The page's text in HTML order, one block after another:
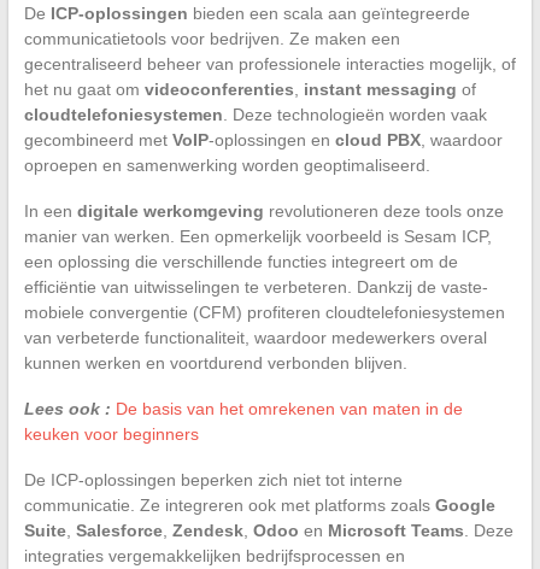
De ICP-oplossingen bieden een scala aan geïntegreerde
communicatietools voor bedrijven. Ze maken een
gecentraliseerd beheer van professionele interacties mogelijk, of
het nu gaat om videoconferenties instant messaging of
cloudtelefoniesystemen . Deze technologieën worden vaak
gecombineerd met VoIP-oplossingen en cloud PBX, waardoor
oproepen en samenwerking worden geoptimaliseerd.
In een digitale werkomgeving revolutioneren deze tools onze
manier van werken. Een opmerkelijk voorbeeld is Sesam ICP,
een oplossing die verschillende functies integreert om de
efficiëntie van uitwisselingen te verbeteren. Dankzij de vaste-
mobiele convergentie (CFM) profiteren cloudtelefoniesystemen
van verbeterde functionaliteit, waardoor medewerkers overal
kunnen werken en voortdurend verbonden blijven.
Lees ook : De basis van het omrekenen van maten in de
keuken voor beginners
De ICP-oplossingen beperken zich niet tot interne
communicatie. Ze integreren ook met platforms zoals Google
Suite, Salesforce, Zendesk, Odoo en Microsoft Teams . Deze
integraties vergemakkelijken bedrijfsprocessen en